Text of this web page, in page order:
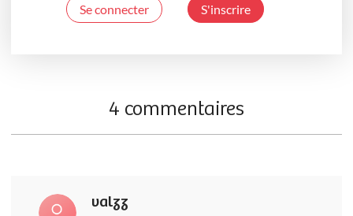
Se connecter S'inscrire
4 commentaires
valzz